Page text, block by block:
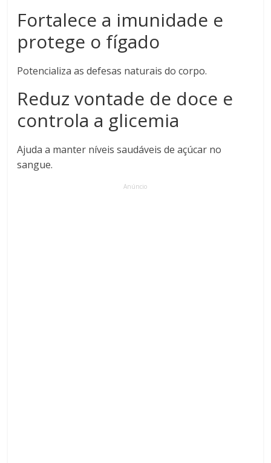
Fortalece a imunidade e
protege o fígado
Potencializa as defesas naturais do corpo.
Reduz vontade de doce e
controla a glicemia
Ajuda a manter níveis saudáveis de açúcar no
sangue.
Anúncio